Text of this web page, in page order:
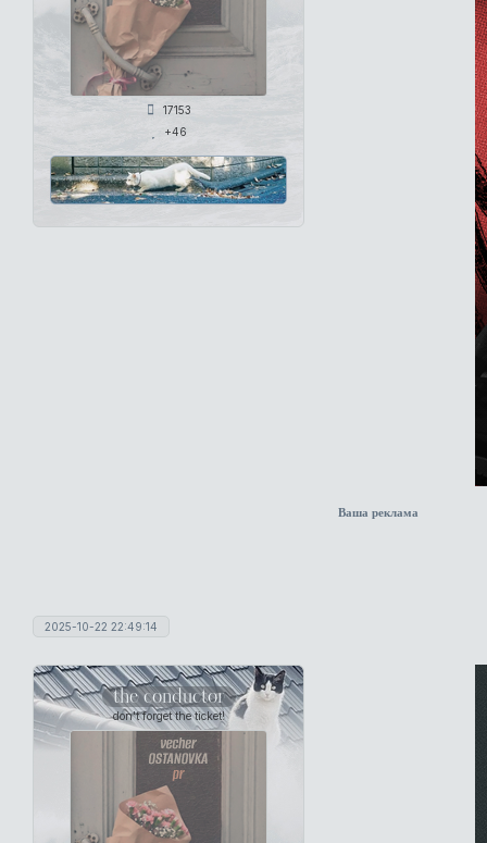
17153
+46
Ваша реклама
2025-10-22 22:49:14
the conductor
don't forget the ticket!